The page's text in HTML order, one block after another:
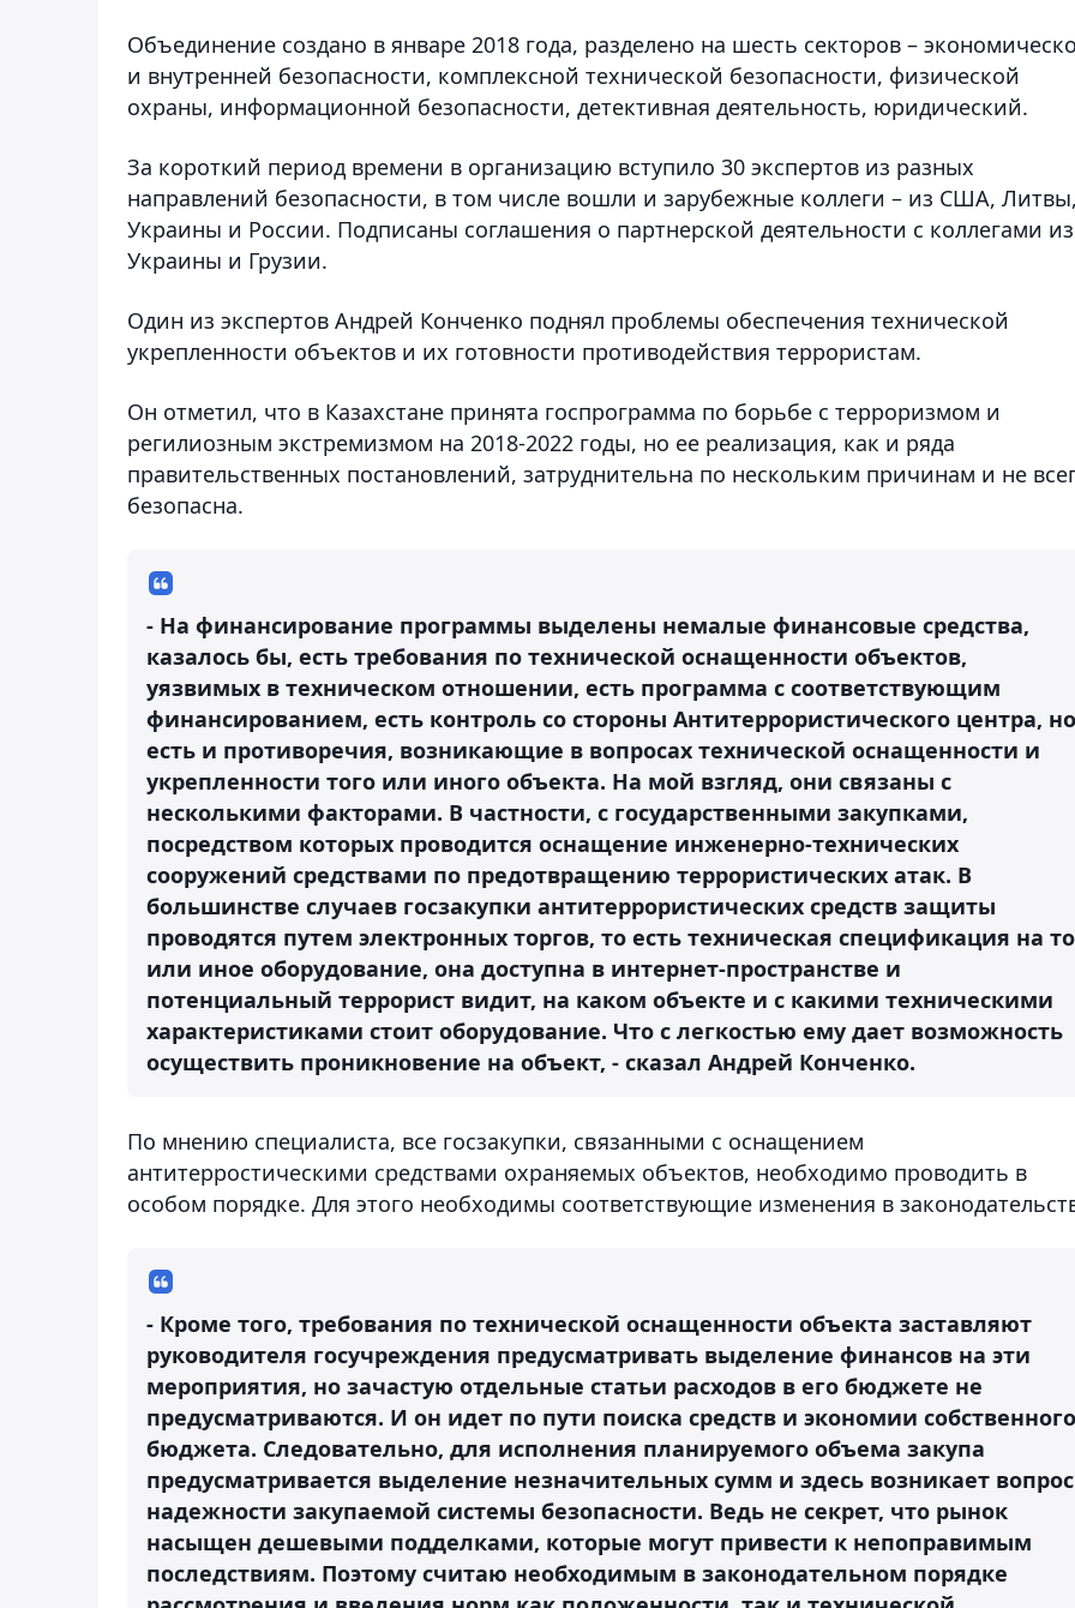
Объединение создано в январе 2018 года, разделено на шесть секторов –
и внутренней безопасности, комплексной технической безопасности, физической
охраны, информационной безопасности, детективная деятельность, юридический.
За короткий период времени в организацию вступило 30 экспертов из разных
направлений безопасности, в том числе вошли и зарубежные коллеги – из США,
Украины и России. Подписаны соглашения о партнерской деятельности с коллегами из
Украины и Грузии.
Один из экспертов Андрей Конченко поднял проблемы обеспечения технической
укрепленности объектов и их готовности противодействия террористам.
Он отметил, что в Казахстане принята госпрограмма по борьбе с терроризмом и
регилиозным экстремизмом на 2018-2022 годы, но ее реализация, как и ряда
правительственных постановлений, затруднительна по нескольким причинам и не
безопасна.
- На финансирование программы выделены немалые финансовые средства,
казалось бы, есть требования по технической оснащенности объектов,
уязвимых в техническом отношении, есть программа с соответствующим
финансированием, есть контроль со стороны Антитеррористического центра, но
есть и противоречия, возникающие в вопросах технической оснащенности и
укрепленности того или иного объекта. На мой взгляд, они связаны с
несколькими факторами. В частности, с государственными закупками,
посредством которых проводится оснащение инженерно-технических
сооружений средствами по предотвращению террористических атак. В
большинстве случаев госзакупки антитеррористических средств защиты
проводятся путем электронных торгов, то есть техническая спецификация на то
или иное оборудование, она доступна в интернет-пространстве и
потенциальный террорист видит, на каком объекте и с какими техническими
характеристиками стоит оборудование. Что с легкостью ему дает возможность
осуществить проникновение на объект, - сказал Андрей Конченко.
По мнению специалиста, все госзакупки, связанными с оснащением
антитерростическими средствами охраняемых объектов, необходимо проводить в
особом порядке. Для этого необходимы соответствующие изменения в
- Кроме того, требования по технической оснащенности объекта заставляют
руководителя госучреждения предусматривать выделение финансов на эти
мероприятия, но зачастую отдельные статьи расходов в его бюджете не
предусматриваются. И он идет по пути поиска средств и экономии собственного
бюджета. Следовательно, для исполнения планируемого объема закупа
предусматривается выделение незначительных сумм и здесь возникает вопрос
надежности закупаемой системы безопасности. Ведь не секрет, что рынок
насыщен дешевыми подделками, которые могут привести к непоправимым
последствиям. Поэтому считаю необходимым в законодательном порядке